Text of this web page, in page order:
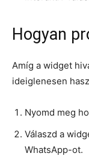
Hogyan
Amíg a widget
ideiglenesen
Nyomd meg
Válaszd a
WhatsApp-ot.